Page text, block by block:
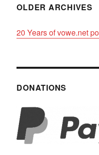
OLDER ARCHIVES
20 Years of vowe.net
DONATIONS